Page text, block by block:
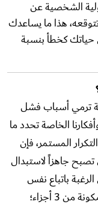
الشخصية عن
هذا ما يساعدك
كخطأ بنسبة
ترمي أسباب فشل
الخاصة تحدد ما
المستمر، فإن
جاهزاً لاستبدال
باتباع نفس
السلوكيات، بالتالي كل عادة مدفوعة بحلقة مكونة من 3 أجزاء؛